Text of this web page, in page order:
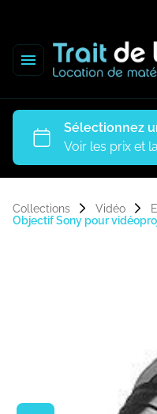
Collections Vidéo
Objectif Sony pour